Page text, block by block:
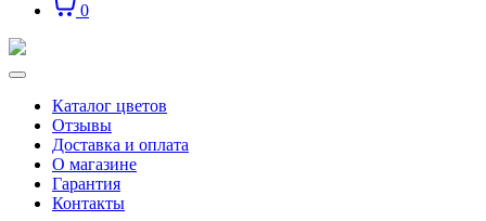
0
Каталог цветов
Отзывы
Доставка и оплата
О магазине
Гарантия
Контакты